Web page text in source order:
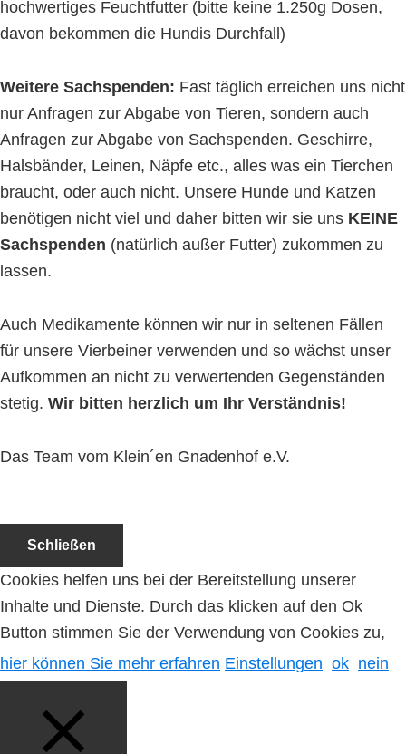
hochwertiges Feuchtfutter (bitte keine 1.250g Dosen,
davon bekommen die Hundis Durchfall)
Weitere Sachspenden: Fast täglich erreichen uns nicht
nur Anfragen zur Abgabe von Tieren, sondern auch
Anfragen zur Abgabe von Sachspenden. Geschirre,
Halsbänder, Leinen, Näpfe etc., alles was ein Tierchen
braucht, oder auch nicht. Unsere Hunde und Katzen
benötigen nicht viel und daher bitten wir sie uns KEINE
Sachspenden (natürlich außer Futter) zukommen zu
lassen.
Auch Medikamente können wir nur in seltenen Fällen
für unsere Vierbeiner verwenden und so wächst unser
Aufkommen an nicht zu verwertenden Gegenständen
stetig. Wir bitten herzlich um Ihr Verständnis!
Das Team vom Klein´en Gnadenhof e.V.
Schließen
Cookies helfen uns bei der Bereitstellung unserer
Inhalte und Dienste. Durch das klicken auf den Ok
Button stimmen Sie der Verwendung von Cookies zu,
hier können Sie mehr erfahren Einstellungen ok nein